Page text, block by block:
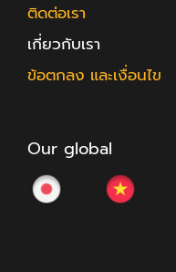
ติดต่อเรา
เกี่ยวกับเรา
ข้อตกลง และเงื่อนไข
Our global